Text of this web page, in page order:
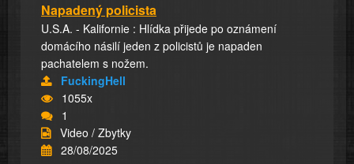
Napadený policista
U.S.A. - Kalifornie : Hlídka přijede po oznámení
domácího násilí jeden z policistů je napaden
pachatelem s nožem.
FuckingHell
1055x
1
Video / Zbytky
28/08/2025